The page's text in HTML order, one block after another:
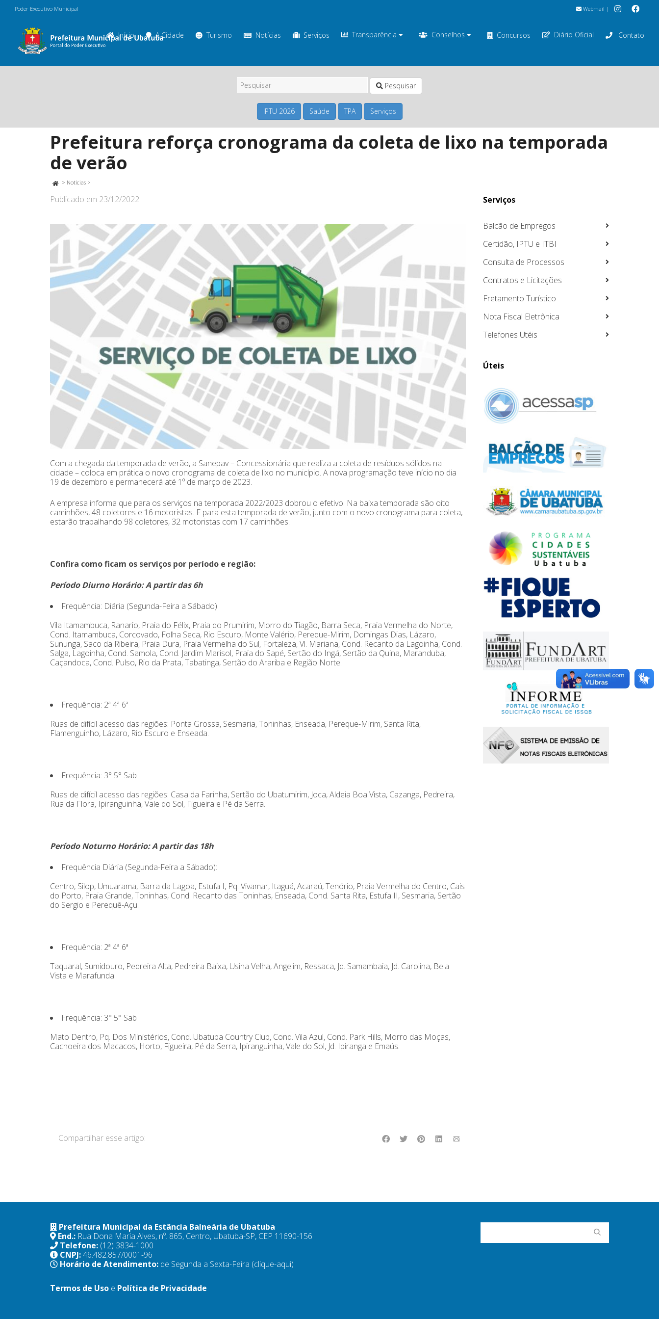
Poder Executivo Municipal Webmail |
Início A Cidade Turismo Notícias Serviços Transparência Conselhos Concursos Diário Oficial Contato
Pesquisar
IPTU 2026 Saúde TPA Serviços
Prefeitura reforça cronograma da coleta de lixo na temporada
de verão
> Notícias >
Publicado em 23/12/2022
Com a chegada da temporada de verão, a Sanepav – Concessionária que realiza a coleta de resíduos sólidos na
cidade – coloca em prática o novo cronograma de coleta de lixo no município. A nova programação teve início no dia
19 de dezembro e permanecerá até 1º de março de 2023.
A empresa informa que para os serviços na temporada 2022/2023 dobrou o efetivo. Na baixa temporada são oito
caminhões, 48 coletores e 16 motoristas. E para esta temporada de verão, junto com o novo cronograma para coleta,
estarão trabalhando 98 coletores, 32 motoristas com 17 caminhões.
Confira como ficam os serviços por período e região:
Período Diurno Horário: A partir das 6h
Frequência: Diária (Segunda-Feira a Sábado)
Vila Itamambuca, Ranario, Praia do Félix, Praia do Prumirim, Morro do Tiagão, Barra Seca, Praia Vermelha do Norte,
Cond. Itamambuca, Corcovado, Folha Seca, Rio Escuro, Monte Valério, Pereque-Mirim, Domingas Dias, Lázaro,
Sununga, Saco da Ribeira, Praia Dura, Praia Vermelha do Sul, Fortaleza, Vl. Mariana, Cond. Recanto da Lagoinha, Cond.
Salga, Lagoinha, Cond. Samola, Cond. Jardim Marisol, Praia do Sapé, Sertão do Ingá, Sertão da Quina, Maranduba,
Caçandoca, Cond. Pulso, Rio da Prata, Tabatinga, Sertão do Arariba e Região Norte.
Frequência: 2ª 4ª 6ª
Ruas de difícil acesso das regiões: Ponta Grossa, Sesmaria, Toninhas, Enseada, Pereque-Mirim, Santa Rita,
Flamenguinho, Lázaro, Rio Escuro e Enseada.
Frequência: 3° 5° Sab
Ruas de difícil acesso das regiões: Casa da Farinha, Sertão do Ubatumirim, Joca, Aldeia Boa Vista, Cazanga, Pedreira,
Rua da Flora, Ipiranguinha, Vale do Sol, Figueira e Pé da Serra.
Período Noturno Horário: A partir das 18h
Frequência Diária (Segunda-Feira a Sábado):
Centro, Silop, Umuarama, Barra da Lagoa, Estufa I, Pq. Vivamar, Itaguá, Acaraú, Tenório, Praia Vermelha do Centro, Cais
do Porto, Praia Grande, Toninhas, Cond. Recanto das Toninhas, Enseada, Cond. Santa Rita, Estufa II, Sesmaria, Sertão
do Sergio e Perequê-Açu.
Frequência: 2ª 4ª 6ª
Taquaral, Sumidouro, Pedreira Alta, Pedreira Baixa, Usina Velha, Angelim, Ressaca, Jd. Samambaia, Jd. Carolina, Bela
Vista e Marafunda.
Frequência: 3° 5° Sab
Mato Dentro, Pq. Dos Ministérios, Cond. Ubatuba Country Club, Cond. Vila Azul, Cond. Park Hills, Morro das Moças,
Cachoeira dos Macacos, Horto, Figueira, Pé da Serra, Ipiranguinha, Vale do Sol, Jd. Ipiranga e Emaús.
Compartilhar esse artigo:
Serviços
Balcão de Empregos
Certidão, IPTU e ITBI
Consulta de Processos
Contratos e Licitações
Fretamento Turístico
Nota Fiscal Eletrônica
Telefones Utéis
Úteis
Prefeitura Municipal da Estância Balneária de Ubatuba
End.: Rua Dona Maria Alves, nº. 865, Centro, Ubatuba-SP, CEP 11690-156
Telefone: (12) 3834-1000
CNPJ:46.482.857/0001-96
Horário de Atendimento: de Segunda a Sexta-Feira (clique-aqui)
Termos de Uso e Política de Privacidade